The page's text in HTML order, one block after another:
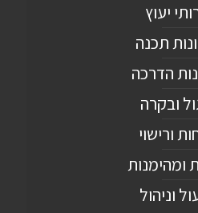
יעוץ
תכנה
הדרכה
ובקרה
ורישוי
ומהימנות
וניהול